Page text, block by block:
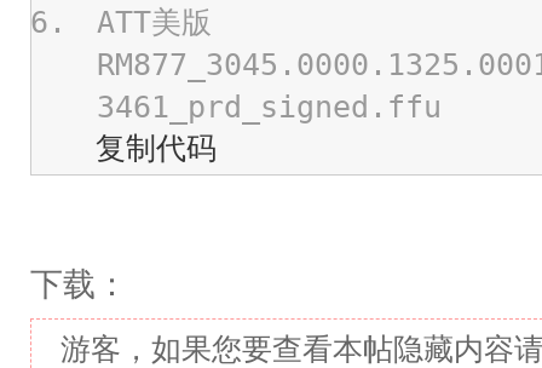
ATT美版
3461_prd_signed.ffu
复制代码
下载：
游客，如果您要查看本帖隐藏内容